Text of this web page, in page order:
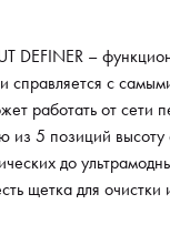
DEFINER –
справляется с
работать от
из 5 позиций
до
щетка для